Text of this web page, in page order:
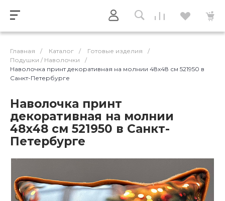
Главная / Каталог / Готовые изделия
/
Подушки / Наволочки
/
Наволочка принт декоративная на молнии 48х48 см 521950 в
Санкт-Петербурге
Наволочка принт
декоративная на молнии
48х48 см 521950 в Санкт-
Петербурге